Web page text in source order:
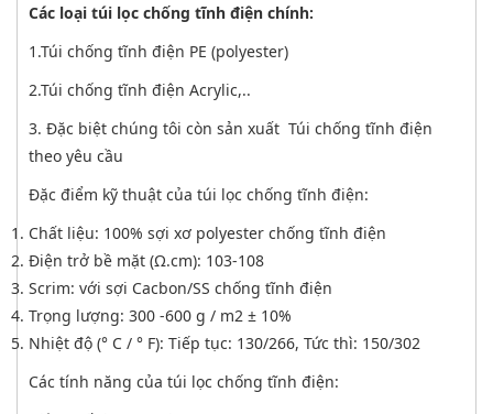
Các loại túi lọc chống tĩnh điện chính:
1.Túi chống tĩnh điện PE (polyester)
2.Túi chống tĩnh điện Acrylic,..
3. Đặc biệt chúng tôi còn sản xuất Túi chống tĩnh điện
theo yêu cầu
Đặc điểm kỹ thuật của túi lọc chống tĩnh điện:
Chất liệu: 100% sợi xơ polyester chống tĩnh điện
Điện trở bề mặt (Ω.cm): 103-108
Scrim: với sợi Cacbon/SS chống tĩnh điện
Trọng lượng: 300 -600 g / m2 ± 10%
Nhiệt độ (° C / ° F): Tiếp tục: 130/266, Tức thì: 150/302
Các tính năng của túi lọc chống tĩnh điện: